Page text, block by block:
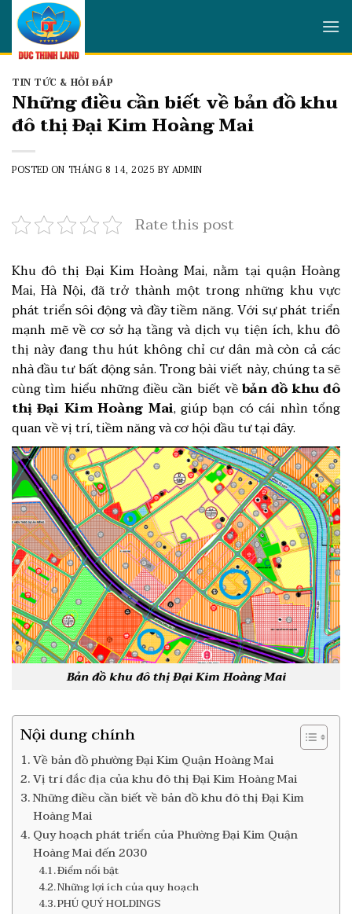
Skip
content
TIN TỨC & HỎI ĐÁP
Những điều cần biết về bản đồ khu
đô thị Đại Kim Hoàng Mai
POSTED ON THÁNG 8 14, 2025 BY ADMIN
Rate this post
Khu đô thị Đại Kim Hoàng Mai, nằm tại quận Hoàng
Mai, Hà Nội, đã trở thành một trong những khu vực
phát triển sôi động và đầy tiềm năng. Với sự phát triển
mạnh mẽ về cơ sở hạ tầng và dịch vụ tiện ích, khu đô
thị này đang thu hút không chỉ cư dân mà còn cả các
nhà đầu tư bất động sản. Trong bài viết này, chúng ta sẽ
cùng tìm hiểu những điều cần biết vềbản đồ khu đô
thị Đại Kim Hoàng Mai, giúp bạn có cái nhìn tổng
quan về vị trí, tiềm năng và cơ hội đầu tư tại đây.
Bản đồ khu đô thị Đại Kim Hoàng Mai
Nội dung chính
Về bản đồ phường Đại Kim Quận Hoàng Mai
Vị trí đắc địa của khu đô thị Đại Kim Hoàng Mai
Những điều cần biết về bản đồ khu đô thị Đại Kim
Hoàng Mai
Quy hoạch phát triển của Phường Đại Kim Quận
Hoàng Mai đến 2030
Điểm nổi bật
Những lợi ích của quy hoạch
PHÚ QUÝ HOLDINGS